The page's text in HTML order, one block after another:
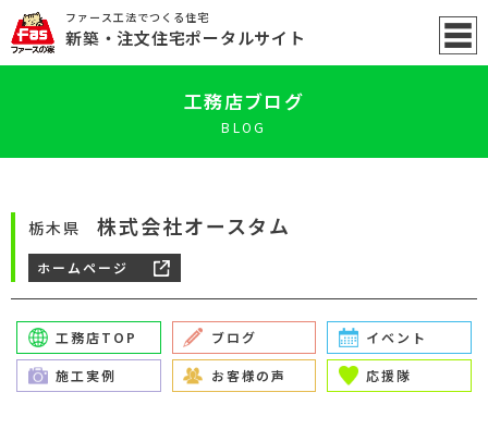
ファース工法でつくる住宅
新築 ・注文住宅ポータルサイト
工務店ブログ
BLOG
栃木県 株式会社オースタム
ホームページ
工務店TOP ブログ イベント
施工実例 お客様の声 応援隊